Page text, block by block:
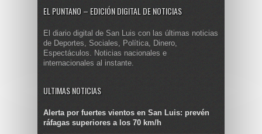
EL PUNTANO – EDICIÓN DIGITAL DE NOTICIAS
El diario digital de San Luis con las últimas noticias
de Deportes, Sociales, Política, Dinero,
Espectáculos. Noticias nacionales e
internacionales al instante.
ULTIMAS NOTICIAS
Alerta por fuertes vientos en San Luis: prevén
ráfagas superiores a los 70 km/h